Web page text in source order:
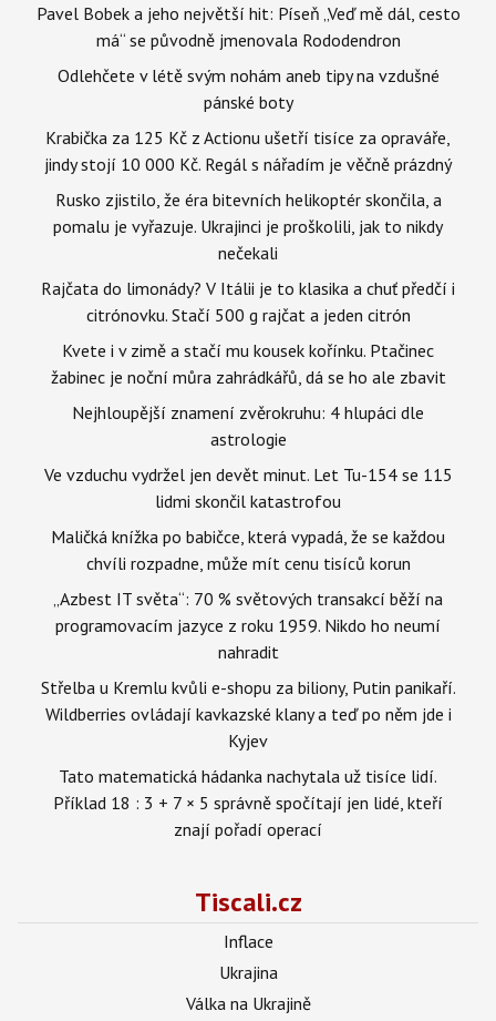
Pavel Bobek a jeho největší hit: Píseň „Veď mě dál, cesto
má“ se původně jmenovala Rododendron
Odlehčete v létě svým nohám aneb tipy na vzdušné
pánské boty
Krabička za 125 Kč z Actionu ušetří tisíce za opraváře,
jindy stojí 10 000 Kč. Regál s nářadím je věčně prázdný
Rusko zjistilo, že éra bitevních helikoptér skončila, a
pomalu je vyřazuje. Ukrajinci je proškolili, jak to nikdy
nečekali
Rajčata do limonády? V Itálii je to klasika a chuť předčí i
citrónovku. Stačí 500 g rajčat a jeden citrón
Kvete i v zimě a stačí mu kousek kořínku. Ptačinec
žabinec je noční můra zahrádkářů, dá se ho ale zbavit
Nejhloupější znamení zvěrokruhu: 4 hlupáci dle
astrologie
Ve vzduchu vydržel jen devět minut. Let Tu-154 se 115
lidmi skončil katastrofou
Maličká knížka po babičce, která vypadá, že se každou
chvíli rozpadne, může mít cenu tisíců korun
„Azbest IT světa“: 70 % světových transakcí běží na
programovacím jazyce z roku 1959. Nikdo ho neumí
nahradit
Střelba u Kremlu kvůli e-shopu za biliony, Putin panikaří.
Wildberries ovládají kavkazské klany a teď po něm jde i
Kyjev
Tato matematická hádanka nachytala už tisíce lidí.
Příklad 18 : 3 + 7 × 5 správně spočítají jen lidé, kteří
znají pořadí operací
Tiscali.cz
Inflace
Ukrajina
Válka na Ukrajině